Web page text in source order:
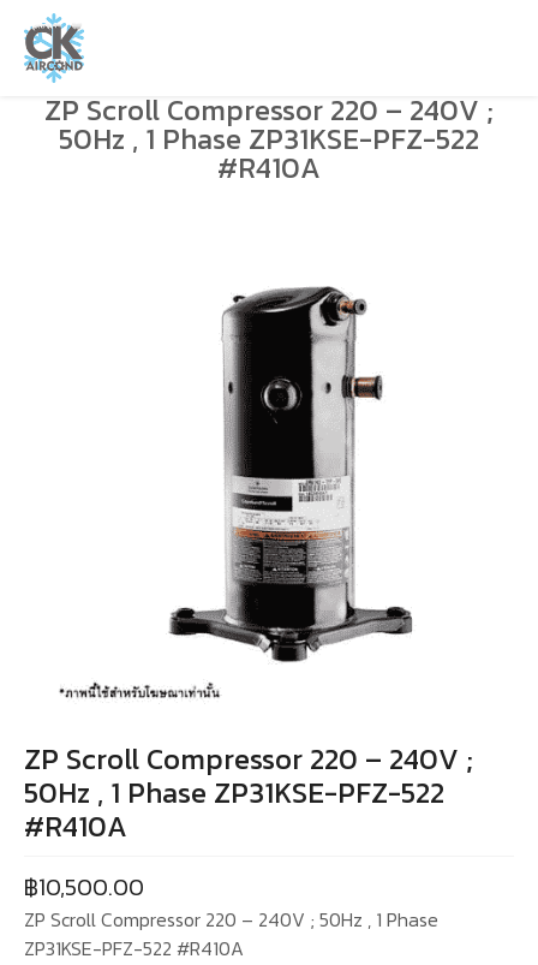
ZP Scroll Compressor 220 – 240V ;
50Hz , 1 Phase ZP31KSE-PFZ-522
#R410A
ZP Scroll Compressor 220 – 240V ;
50Hz , 1 Phase ZP31KSE-PFZ-522
#R410A
฿10,500.00
ZP Scroll Compressor 220 – 240V ; 50Hz , 1 Phase
ZP31KSE-PFZ-522 #R410A